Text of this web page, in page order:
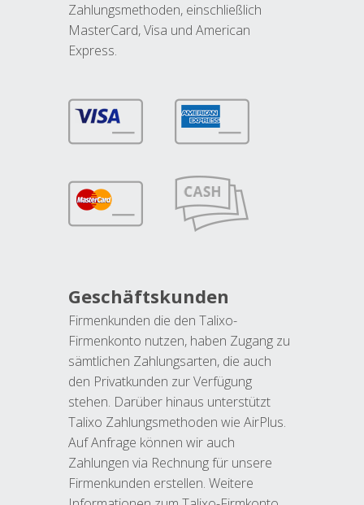
Zahlungsmethoden, einschließlich
MasterCard, Visa und American
Express.
Geschäftskunden
Firmenkunden die den Talixo-
Firmenkonto nutzen, haben Zugang zu
sämtlichen Zahlungsarten, die auch
den Privatkunden zur Verfügung
stehen. Darüber hinaus unterstützt
Talixo Zahlungsmethoden wie AirPlus.
Auf Anfrage können wir auch
Zahlungen via Rechnung für unsere
Firmenkunden erstellen. Weitere